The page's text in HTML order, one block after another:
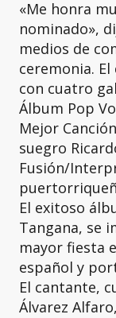
«Me honra
nominado»,
medios de
ceremonia.
con cuatro
Álbum Pop
Mejor
suegro
Fusión/
El exitoso
Tangana, se
mayor fiesta
español y
El cantante,
Álvarez